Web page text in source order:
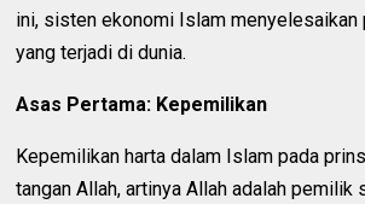
ini, sisten ekonomi Islam
yang terjadi di dunia.
Asas Pertama: Kepemilikan
Kepemilikan harta dalam Islam pada
tangan Allah, artinya Allah adalah pemilik